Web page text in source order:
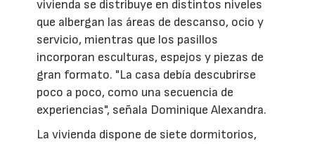
vivienda se distribuye en distintos niveles
que albergan las áreas de descanso, ocio y
servicio, mientras que los pasillos
incorporan esculturas, espejos y piezas de
gran formato. "La casa debía descubrirse
poco a poco, como una secuencia de
experiencias", señala Dominique Alexandra.
La vivienda dispone de siete dormitorios,